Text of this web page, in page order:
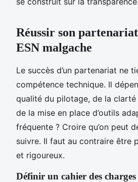
Réussir son
ESN malgache
Le succès d’un partenariat ne
compétence technique. Il
qualité du pilotage, de la clarté
de la mise en place d’outils
fréquente ? Croire qu’on peut
suivre. Il faut au contraire être
et rigoureux.
Définir un cahier des charges